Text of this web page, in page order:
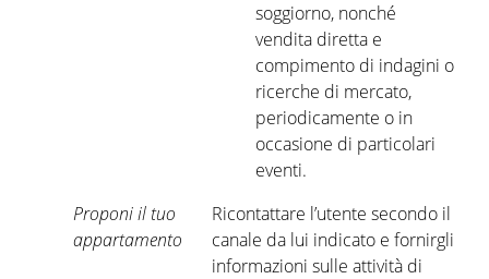
soggiorno, nonché
vendita diretta e
compimento di indagini o
ricerche di mercato,
periodicamente o in
occasione di particolari
eventi.
Proponi il tuo
appartamento
Ricontattare l’utente secondo il
canale da lui indicato e fornirgli
informazioni sulle attività di